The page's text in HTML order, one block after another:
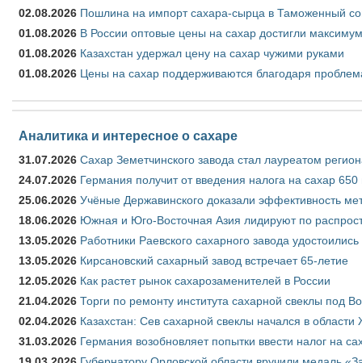
02.08.2026 Пошлина на импорт сахара-сырца в Таможенный
01.08.2026 В России оптовые цены на сахар достигли
01.08.2026 Казахстан удержал цену на сахар чужими руками
01.08.2026 Цены на сахар поддерживаются благодаря
Аналитика и интересное о сахаре
31.07.2026 Сахар Земетчинского завода стал лауреатом
24.07.2026 Германия получит от введения налога на сахар
25.06.2026 Учёные Державинского доказали эффективность
18.06.2026 Южная и Юго-Восточная Азия лидируют по
13.05.2026 Работники Раевского сахарного завода удостоились
13.05.2026 Кирсановский сахарный завод встречает 65-летие
12.05.2026 Как растет рынок сахарозаменителей в России
21.04.2026 Торги по ремонту института сахарной свеклы под
02.04.2026 Казахстан: Сев сахарной свеклы начался в области
31.03.2026 Германия возобновляет попытки ввести налог на